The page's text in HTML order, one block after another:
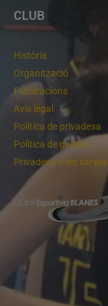
CLUB
Història
Organització
Publicacions
Avís legal
Política de privadesa
Política de galetes
Privadesa a les xarxes
Un final rodó